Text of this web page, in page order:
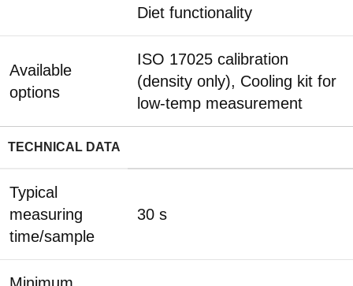
Diet functionality
Available
options
ISO 17025 calibration
(density only), Cooling kit for
low-temp measurement
TECHNICAL DATA
Typical
measuring
time/sample
30 s